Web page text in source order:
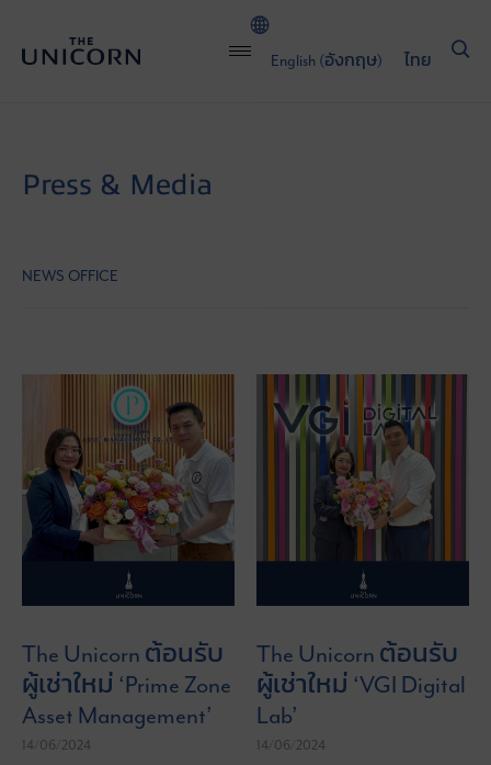
English (อังกฤษ) ไทย
Press & Media
NEWS OFFICE
The Unicorn ต้อนรับ
ผู้เช่าใหม่ ‘Prime Zone
Asset Management’
14/06/2024
The Unicorn ต้อนรับ
ผู้เช่าใหม่ ‘VGI Digital
Lab’
14/06/2024